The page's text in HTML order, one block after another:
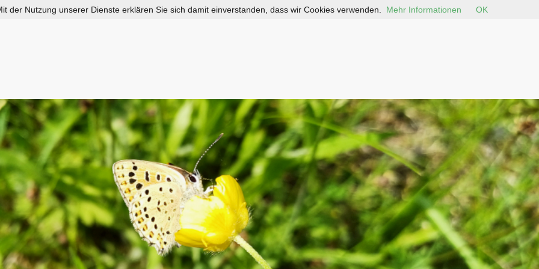
der Nutzung unserer Dienste erklären Sie sich damit einverstanden, dass wir Cookies verwenden. Mehr Informationen OK